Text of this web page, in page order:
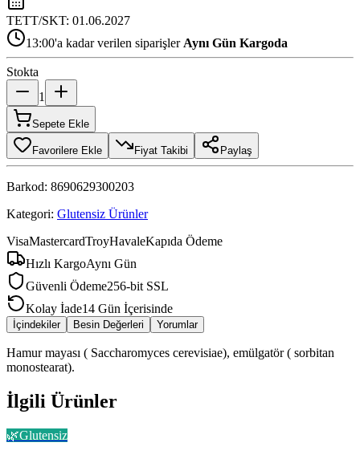
TETT/SKT: 01.06.2027
13:00'a kadar verilen siparişler Aynı Gün Kargoda
Stokta
1
Sepete Ekle
Favorilere Ekle Fiyat Takibi Paylaş
Barkod: 8690629300203
Kategori: Glutensiz Ürünler
VisaMastercardTroyHavaleKapıda Ödeme
Hızlı KargoAynı Gün
Güvenli Ödeme256-bit SSL
Kolay İade14 Gün İçerisinde
İçindekiler Besin Değerleri Yorumlar
Hamur mayası ( Saccharomyces cerevisiae), emülgatör ( sorbitan
monostearat).
İlgili Ürünler
🌿Glutensiz